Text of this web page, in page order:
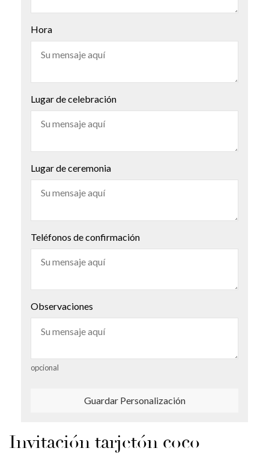
Hora
Lugar de celebración
Lugar de ceremonia
Teléfonos de confirmación
Observaciones
opcional
Guardar Personalización
Invitación tarjetón coco